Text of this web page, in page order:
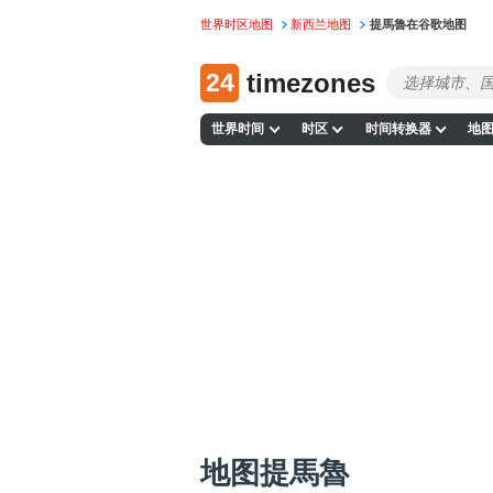
世界时区地图 新西兰地图 提馬魯在谷歌地图
24 timezones
世界时间 时区 时间转换器 地图
地图提馬魯